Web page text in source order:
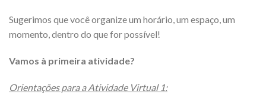
Sugerimos que você organize um horário, um espaço, um
momento, dentro do que for possível!
Vamos à primeira atividade?
Orientações para a Atividade Virtual 1: